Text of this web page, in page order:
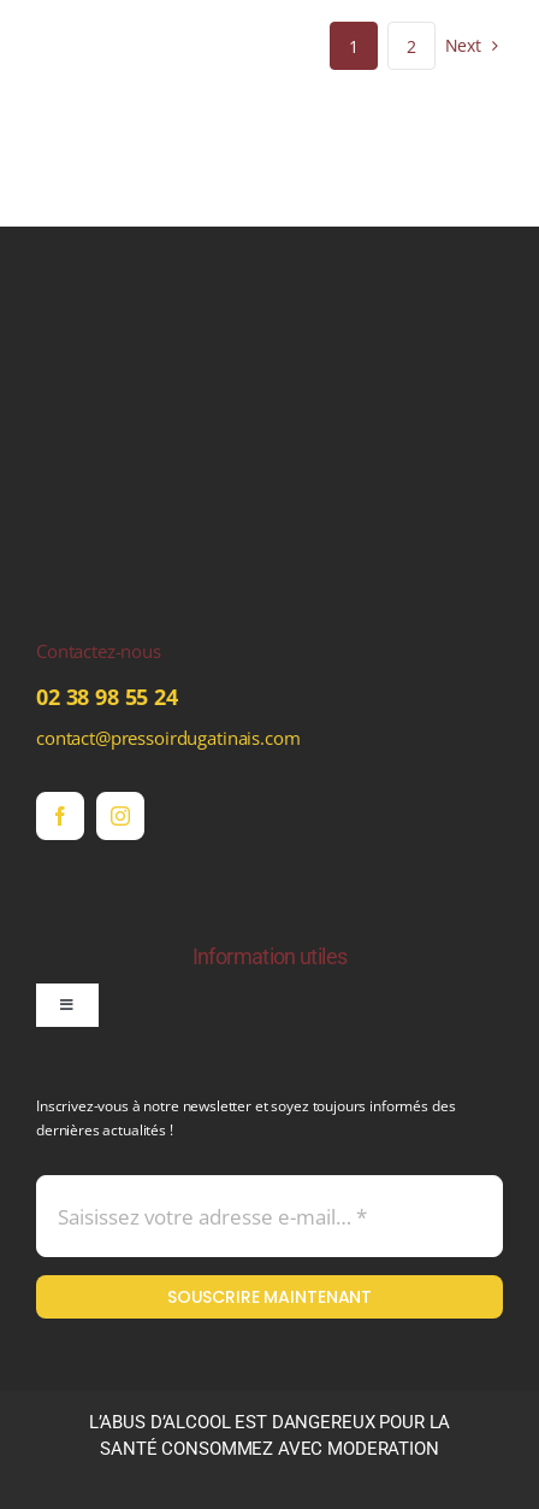
1 2 Next
Contactez-nous
02 38 98 55 24
contact@pressoirdugatinais.com
Information utiles
Toggle
Mentions légales
Politique en matière de remboursements et de retours
Inscrivez-vous à notre newsletter et soyez toujours informés des
dernières actualités !
SOUSCRIRE MAINTENANT
L’ABUS D’ALCOOL EST DANGEREUX POUR LA
SANTÉ CONSOMMEZ AVEC MODERATION